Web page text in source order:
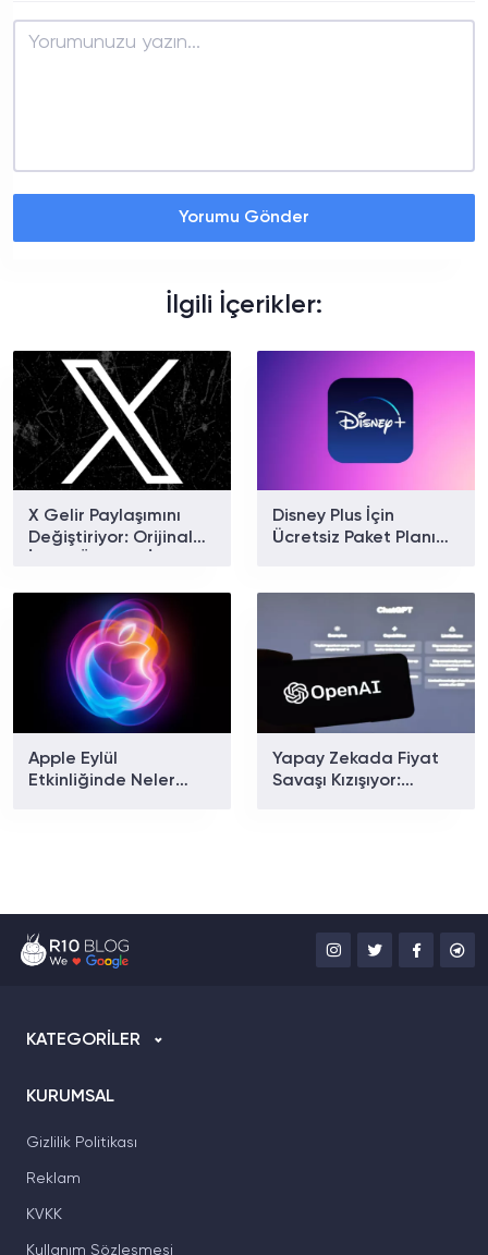
Yorumu Gönder
İlgili İçerikler:
X Gelir Paylaşımını
Değiştiriyor: Orijinal
Disney Plus İçin
Ücretsiz Paket Planı
Apple Eylül
Etkinliğinde Neler
Yapay Zekada Fiyat
Savaşı Kızışıyor:
KATEGORİLER
KURUMSAL
Gizlilik Politikası
Reklam
KVKK
Kullanım Sözleşmesi